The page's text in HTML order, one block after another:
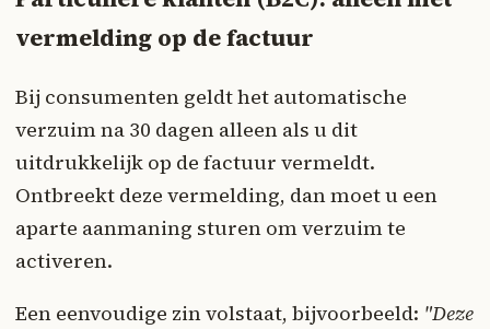
vermelding op de factuur
Bij consumenten geldt het automatische
verzuim na 30 dagen alleen als u dit
uitdrukkelijk op de factuur vermeldt.
Ontbreekt deze vermelding, dan moet u een
aparte aanmaning sturen om verzuim te
activeren.
Een eenvoudige zin volstaat, bijvoorbeeld: "Deze